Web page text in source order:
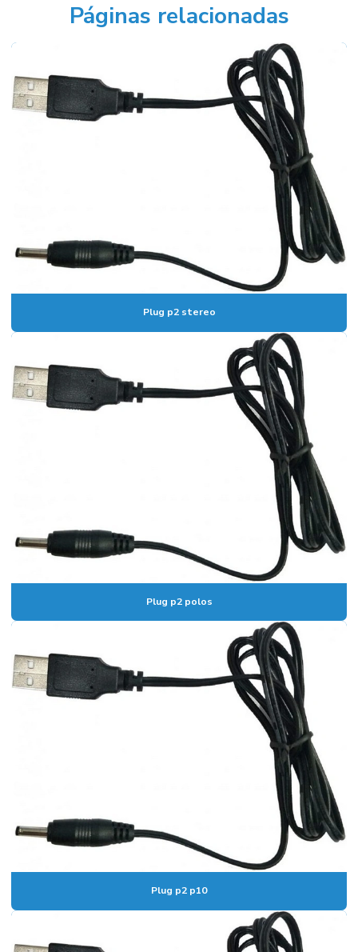
Páginas relacionadas
Plug p2 stereo
Plug p2 polos
Plug p2 p10